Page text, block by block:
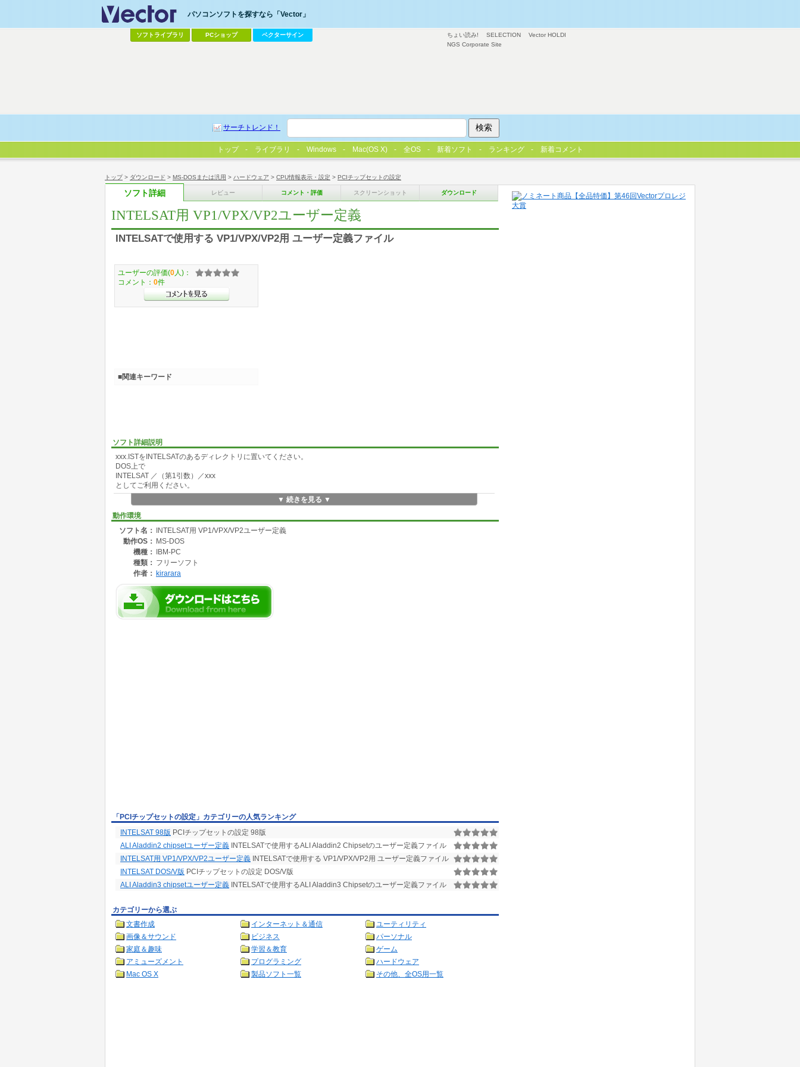
トップ> ダウンロード > MS-DOSまたは汎用 > ハードウェア > CPU情報表示・設定 > PCIチップセットの設定
ソフト詳細 レビュー コメント・評価 スクリーンショット ダウンロード
INTELSAT用 VP1/VPX/VP2ユーザー定義
INTELSATで使用する VP1/VPX/VP2用 ユーザー定義ファイル
ソフト詳細説明
xxx.ISTをINTELSATのあるディレクトリに置いてください。
DOS上で
INTELSAT ／（第1引数）／xxx
としてご利用ください。
▼ 続きを見る ▼
動作環境
ソフト名：
INTELSAT用 VP1/VPX/VP2ユーザー定義
動作OS： MS-DOS
機種：
IBM-PC
種類： フリーソフト
作者： kirarara
ユーザーの評価(0 人)：
コメント： 0件
■関連キーワード
「PCIチップセットの設定」カテゴリーの人気ランキング
INTELSAT 98版 PCIチップセットの設定 98版
ALI Aladdin2 chipsetユーザー定義 INTELSATで使用するALI Aladdin2 Chipsetのユーザー定義ファイル
INTELSAT用 VP1/VPX/VP2ユーザー定義 INTELSATで使用する VP1/VPX/VP2用 ユーザー定義ファイル
INTELSAT DOS/V版 PCIチップセットの設定 DOS/V版
ALI Aladdin3 chipsetユーザー定義 INTELSATで使用するALI Aladdin3 Chipsetのユーザー定義ファイル
カテゴリーから選ぶ
文書作成
インターネット＆通信
ユーティリティ
画像＆サウンド
ビジネス
パーソナル
家庭＆趣味
学習＆教育
ゲーム
アミューズメント
プログラミング
ハードウェア
Mac OS X
製品ソフト一覧 その他、全OS用一覧
ちょい読み! SELECTION
Vector HOLDI
NGS Corporate Site
パソコンソフトを探すなら「Vector」
ソフトライブラリ PCショップ ベクターサイン
サーチトレンド！
トップ ライブラリ Windows Mac(OS X) 全OS 新着ソフト ランキング 新着コメント